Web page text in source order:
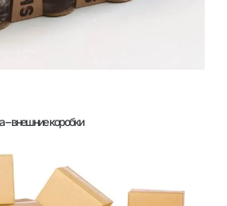
– внешние коробки